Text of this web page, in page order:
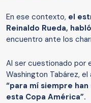
En ese contexto, el
Reinaldo Rueda,
encuentro ante los
Al ser cuestionado por
Washington Tabárez,
“para mí siempre
esta Copa América”.